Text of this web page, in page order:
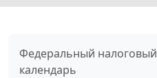
Федеральный налоговый
календарь